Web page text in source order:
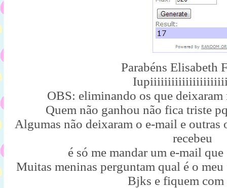
Parabéns Elisabeth
OBS: eliminando os que deixaram
Quem não ganhou não fica triste
Algumas não deixaram o e-mail e outras
recebeu
é só me mandar um e-mail
Muitas meninas perguntam qual é o meu
Bjks e fiquem com